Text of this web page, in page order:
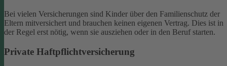
Bei vielen Versicherungen sind Kinder über den Familienschutz der
Eltern mitversichert und brauchen keinen eigenen Vertrag. Dies ist in
der Regel erst nötig, wenn sie ausziehen oder in den Beruf starten.
Private Haftpflichtversicherung